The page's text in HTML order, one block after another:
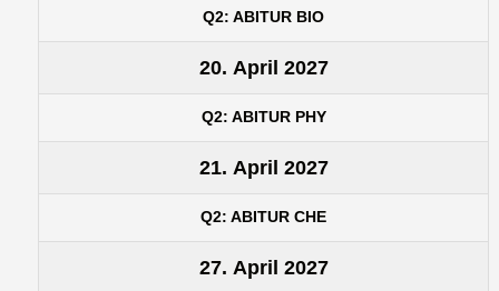
Q2: ABITUR BIO
20. April 2027
Q2: ABITUR PHY
21. April 2027
Q2: ABITUR CHE
27. April 2027